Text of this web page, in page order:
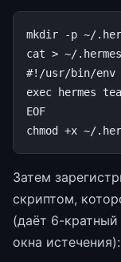
mkdir -p ~/
cat > ~/
#!/usr/bin/env
exec hermes
EOF
chmod
+x
Затем
скриптом,
(даёт 6-кратный
окна истечения):